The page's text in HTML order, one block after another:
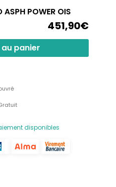
POWER OIS
451,90€
panier
disponibles